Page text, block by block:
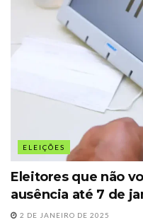
ELEIÇÕES
Eleitores que não
ausência até 7 de
2 DE JANEIRO DE 2025